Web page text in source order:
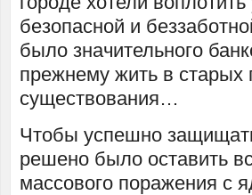
безопасной и
было значительного
прежнему жить в старых
существования…
Чтобы успешно
решено было оставить
массового поражения с